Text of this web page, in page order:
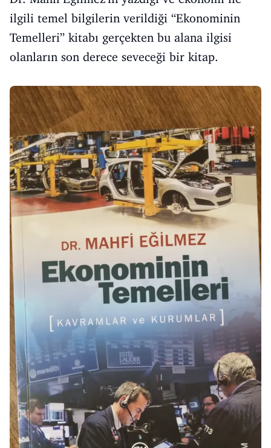
ilgili temel bilgilerin verildiği “Ekonominin
Temelleri” kitabı gerçekten bu alana ilgisi
olanların son derece seveceği bir kitap.